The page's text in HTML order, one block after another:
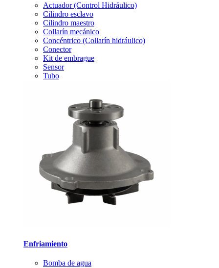
Actuador (Control Hidráulico)
Cilindro esclavo
Cilindro maestro
Collarín mecánico
Concéntrico (Collarín hidráulico)
Conector
Kit de embrague
Sensor
Tubo
Enfriamiento
Bomba de agua